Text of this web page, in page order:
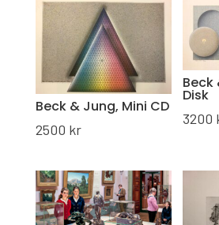
Beck & Jung, Mini CD
2500 kr
Beck
Disk
3200